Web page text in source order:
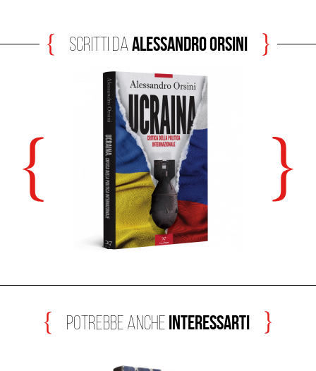
scritti daAlessandro Orsini
Potrebbe anche Interessarti